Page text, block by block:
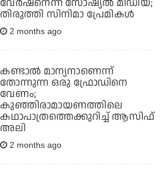
തിരുത്തി സിനിമാ പ്രേമികള്‍
2 months ago
കണ്ടാല്‍ മാന്യനാണെന്ന്
തോന്നുന്ന ഒരു ഫ്രോഡിനെ
വേണം;
കുഞ്ഞിരാമായണത്തിലെ
കഥാപാത്രത്തെക്കുറിച്ച് ആസിഫ്
അലി
2 months ago